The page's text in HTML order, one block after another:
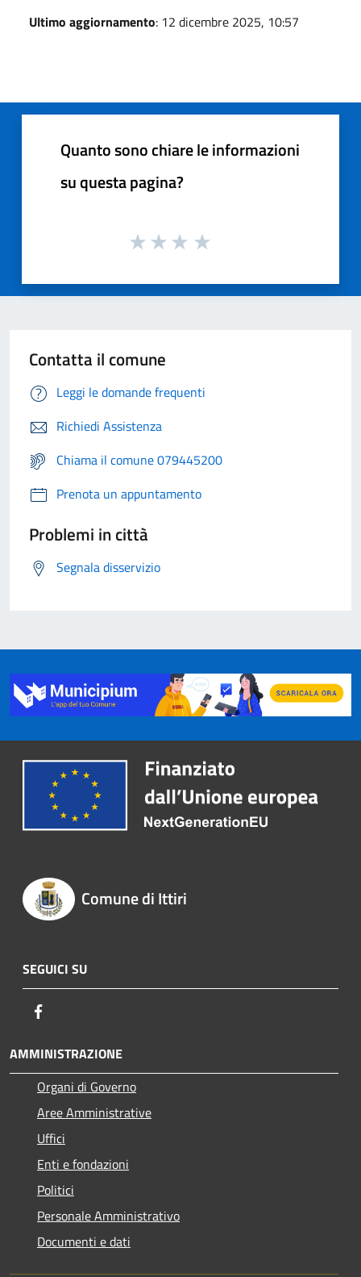
Ultimo aggiornamento: 12 dicembre 2025, 10:57
Quanto sono chiare le informazioni
su questa pagina?
Contatta il comune
Leggi le domande frequenti
Richiedi Assistenza
Chiama il comune 079445200
Prenota un appuntamento
Problemi in città
Segnala disservizio
Comune di Ittiri
SEGUICI SU
AMMINISTRAZIONE
Organi di Governo
Aree Amministrative
Uffici
Enti e fondazioni
Politici
Personale Amministrativo
Documenti e dati